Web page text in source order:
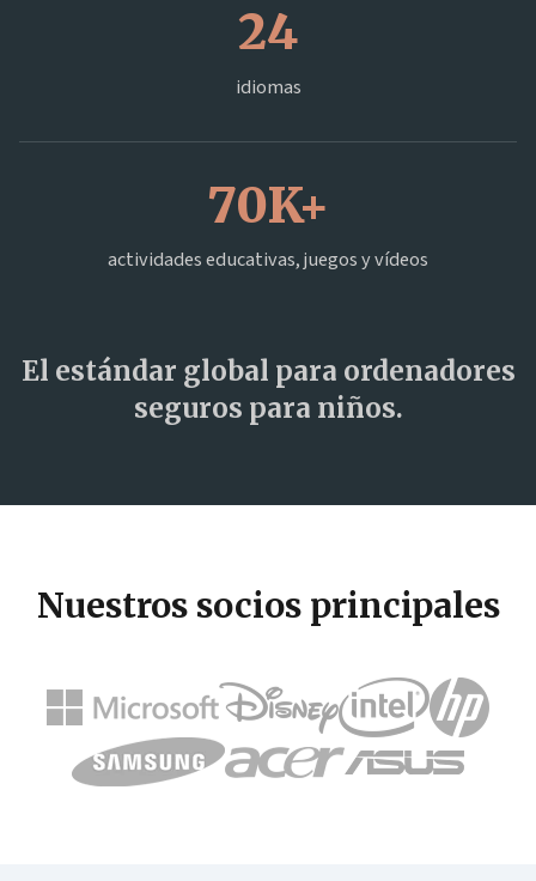
24
idiomas
70K+
actividades educativas, juegos y vídeos
El estándar global para ordenadores
seguros para niños.
Nuestros socios principales